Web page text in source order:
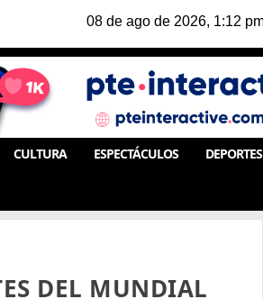
CULTURA ESPECTÁCULOS DEPORTES
DEL MUNDIAL